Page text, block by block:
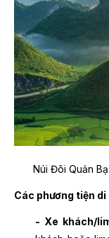
Núi Đôi Quản
Các phương tiện
- Xe khách/